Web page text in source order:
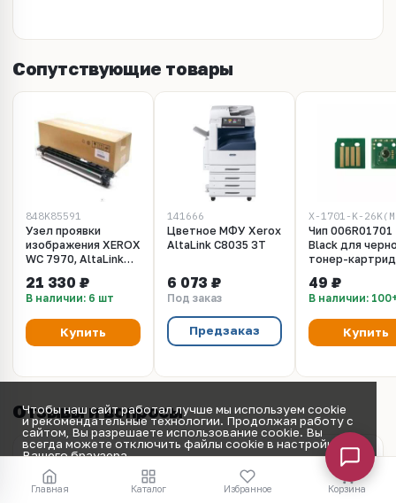
Сопутствующие товары
848K85591
Узел проявки
изображения XEROX
WC 7970, AltaLink
C8045/C8055, C8070
(848K85590 /
848K85594 /
848K85592 /
948K48140)
21 330 ₽
В наличии: 6 шт
Купить
141666
Цветное МФУ Xerox
AltaLink C8035 3T
6 073 ₽
Под заказ
Предзаказ
X-1701-K-
Чип 006R01701
Black для
тонер-
C8030, C8035,
C8045, C8055,
49 ₽
В наличии:
Купить
Отзывы и вопросы
Оставить отзыв
Главная Каталог Избранное Корзина
Чтобы наш сайт работал лучше мы используем cookie
и рекомендательные технологии. Продолжая работу с
сайтом, Вы разрешаете использование cookie. Вы
всегда можете отключить файлы cookie в настройках
Вашего браузера.
Принять